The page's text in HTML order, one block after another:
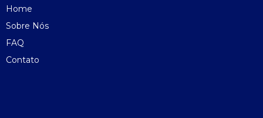
Home
Sobre Nós
FAQ
Contato